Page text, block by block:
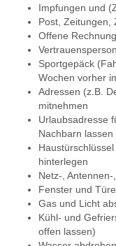
Impfungen und
Post, Zeitungen,
Offene
Sportgepäck
Wochen vorher
Adressen (z.B.
mitnehmen
Urlaubsadresse
Nachbarn lassen
hinterlegen
Netz-,
Fenster und
Gas und Licht
Kühl- und
offen lassen)